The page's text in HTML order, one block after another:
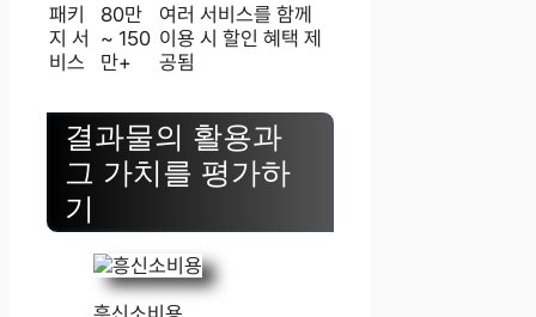
패키
지 서
비스
80만
~ 150
만+
여러 서비스를 함께
이용 시 할인 혜택 제
공됨
결과물의 활용과
그 가치를 평가하
기